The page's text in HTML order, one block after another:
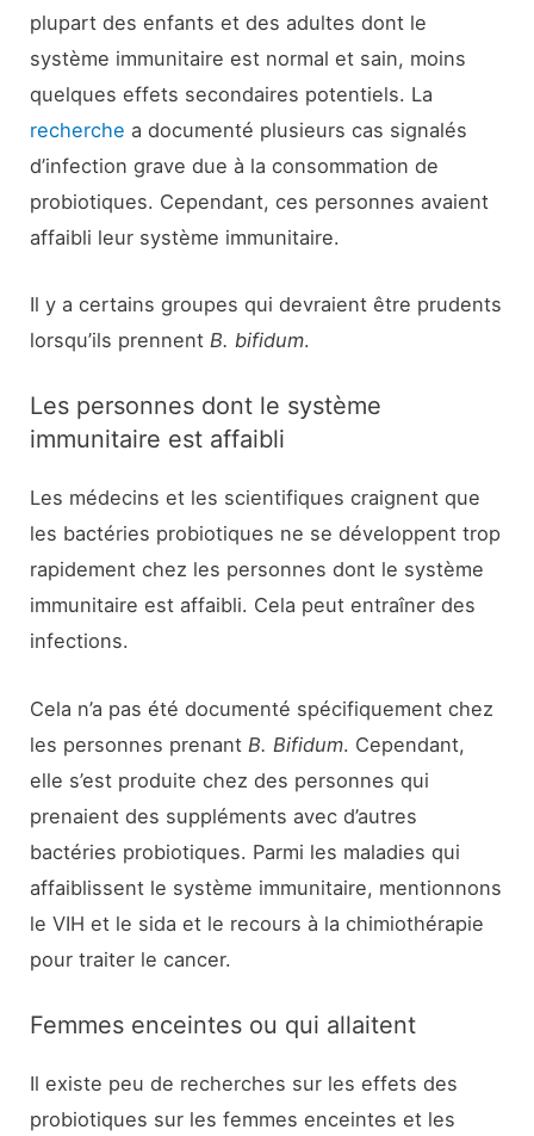
plupart des enfants et des adultes dont le
système immunitaire est normal et sain, moins
quelques effets secondaires potentiels. La
recherche a documenté plusieurs cas signalés
d’infection grave due à la consommation de
probiotiques. Cependant, ces personnes avaient
affaibli leur système immunitaire.
Il y a certains groupes qui devraient être prudents
lorsqu’ils prennentB. bifidum.
Les personnes dont le système
immunitaire est affaibli
Les médecins et les scientifiques craignent que
les bactéries probiotiques ne se développent trop
rapidement chez les personnes dont le système
immunitaire est affaibli. Cela peut entraîner des
infections.
Cela n’a pas été documenté spécifiquement chez
les personnes prenant B. Bifidum. Cependant,
elle s’est produite chez des personnes qui
prenaient des suppléments avec d’autres
bactéries probiotiques. Parmi les maladies qui
affaiblissent le système immunitaire, mentionnons
le VIH et le sida et le recours à la chimiothérapie
pour traiter le cancer.
Femmes enceintes ou qui allaitent
Il existe peu de recherches sur les effets des
probiotiques sur les femmes enceintes et les